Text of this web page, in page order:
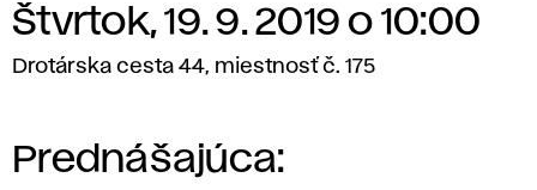
Štvrtok, 19. 9. 2019 o 10:00
Drotárska cesta 44, miestnosť č. 175
Prednášajúca: